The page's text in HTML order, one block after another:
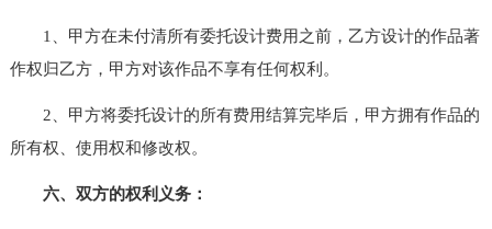
1、甲方在未付清所有委托设计费用之前，乙方设计的作品著
作权归乙方，甲方对该作品不享有任何权利。
2、甲方将委托设计的所有费用结算完毕后，甲方拥有作品的
所有权、使用权和修改权。
六、双方的权利义务：